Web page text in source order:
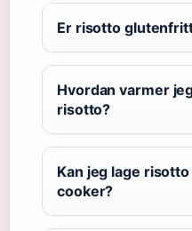
Er risotto
Hvordan varmer
risotto?
Kan jeg lage
cooker?